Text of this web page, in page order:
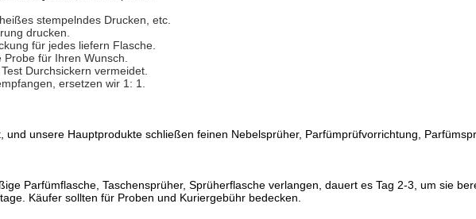
stempelndes Drucken, etc.
drucken.
für jedes liefern Flasche.
für Ihren Wunsch.
Durchsickern vermeidet.
ersetzen wir 1: 1.
unsere Hauptprodukte schließen feinen Nebelsprüher, Parfümprüfvorrichtung,
Parfümflasche, Taschensprüher, Sprüherflasche verlangen, dauert es Tag 2-3, um sie
Käufer sollten für Proben und Kuriergebühr bedecken.